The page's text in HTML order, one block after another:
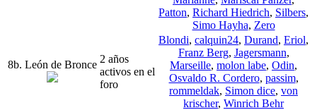
Patton, Richard Hiedrich, Silbers,
Simo Hayha, Zero
8b. León de Bronce 2 años
activos en el
foro
Blondi, calquin24, Durand, Eriol,
Franz Berg, Jagersmann,
Marseille, molon labe, Odin,
Osvaldo R. Cordero, passim,
rommeldak, Simon dice, von
krischer, Winrich Behr